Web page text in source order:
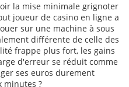
la mise minimale grignoter
joueur de casino en ligne a
sur une machine à sous
différente de celle des
frappe plus fort, les gains
d'erreur se réduit comme
ses euros durement
minutes ?